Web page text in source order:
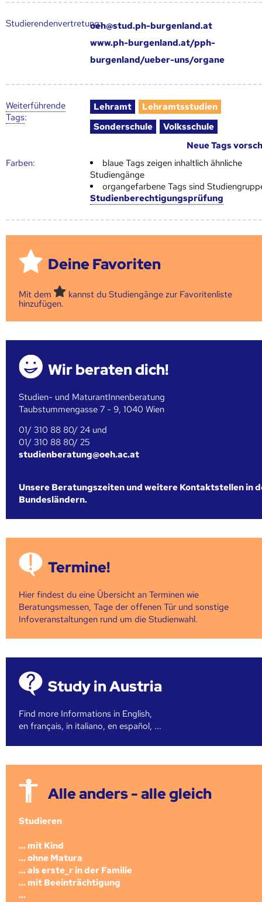
Studierendenvertretung:oeh@stud.ph-burgenland.at
www.ph-burgenland.at/pph-
burgenland/ueber-uns/organe
Weiter­führende
Tags:
Lehramt
Lehramtsstudien
Sonderschule
Volksschule
Neue Tags
Farben:
blaue Tags zeigen inhaltlich ähnliche
Studiengänge
organgefarbene Tags sind
Studienberechtigungsprüfung
Deine Favoriten
Mit dem
kannst du Studiengänge zur Favoritenliste
hinzufügen.
Wir beraten dich!
Studien- und MaturantInnenberatung
Taubstummengasse 7 - 9, 1040 Wien
01/ 310 88 80/ 24 und
01/ 310 88 80/ 25
studienberatung@oeh.ac.at
Unsere Beratungszeiten und weitere Kontaktstellen in
Bundesländern.
Termine!
Hier findest du eine Übersicht an Terminen wie
Beratungsmessen, Tage der offenen Tür und sonstige
Infoveranstaltungen rund um die Studienwahl.
Study in Austria
Find more Informations in English,
en français, in italiano, en español, ...
Alle anders - alle gleich
Studieren
... mit Kind
... ohne Matura
... als erste_r in der Familie
... mit Beeinträchtigung
...